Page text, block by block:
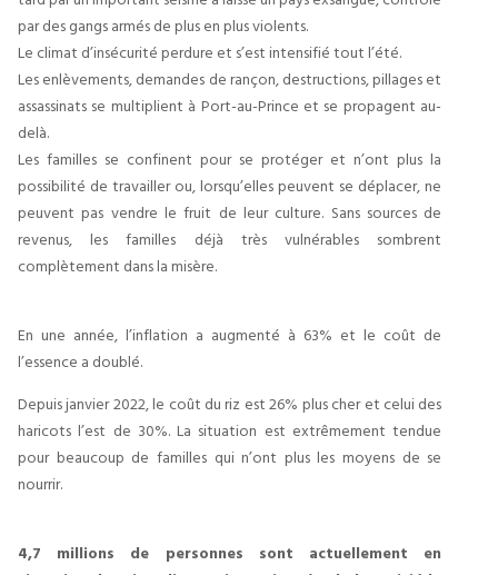
par des gangs armés de plus en plus violents.
Le climat d’insécurité perdure et s’est intensifié tout l’été.
Les enlèvements, demandes de rançon, destructions, pillages et
assassinats se multiplient à Port-au-Prince et se propagent au-
delà.
Les familles se confinent pour se protéger et n’ont plus la
possibilité de travailler ou, lorsqu’elles peuvent se déplacer, ne
peuvent pas vendre le fruit de leur culture. Sans sources de
revenus, les familles déjà très vulnérables sombrent
complètement dans la misère.
En une année, l’inflation a augmenté à 63% et le coût de
l’essence a doublé.
Depuis janvier 2022, le coût du riz est 26% plus cher et celui des
haricots l’est de 30%. La situation est extrêmement tendue
pour beaucoup de familles qui n’ont plus les moyens de se
nourrir.
4,7 millions de personnes sont actuellement en